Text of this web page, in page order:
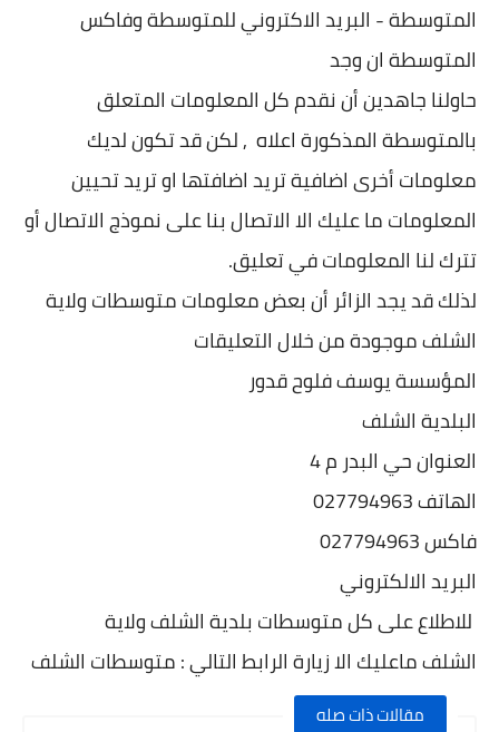
المتوسطة - البريد الاكتروني للمتوسطة وفاكس
المتوسطة ان وجد
حاولنا جاهدين أن نقدم كل المعلومات المتعلق
بالمتوسطة المذكورة اعلاه , لكن قد تكون لديك
معلومات أخرى اضافية تريد اضافتها او تريد تحيين
المعلومات ما عليك الا الاتصال بنا على نموذج الاتصال أو
تترك لنا المعلومات في تعليق.
لذلك قد يجد الزائر أن بعض معلومات متوسطات ولاية
الشلف موجودة من خلال التعليقات
المؤسسة يوسف فلوح قدور
البلدية الشلف
العنوان حي البدر م 4
الهاتف 027794963
فاكس 027794963
البريد الالكتروني
للاطلاع على كل متوسطات بلدية الشلف ولاية
الشلف ماعليك الا زيارة الرابط التالي : متوسطات الشلف
مقالات ذات صله